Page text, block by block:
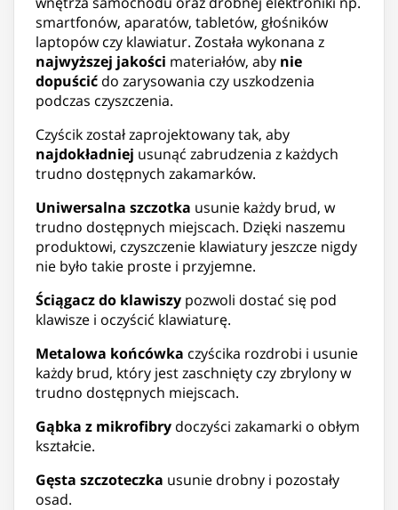
smartfonów, aparatów, tabletów, głośników
laptopów czy klawiatur. Została wykonana z
najwyższej jakości materiałów, aby nie
dopuścić do zarysowania czy uszkodzenia
podczas czyszczenia.
Czyścik został zaprojektowany tak, aby
najdokładniej usunąć zabrudzenia z każdych
trudno dostępnych zakamarków.
Uniwersalna szczotka usunie każdy brud, w
trudno dostępnych miejscach. Dzięki naszemu
produktowi, czyszczenie klawiatury jeszcze nigdy
nie było takie proste i przyjemne.
Ściągacz do klawiszy pozwoli dostać się pod
klawisze i oczyścić klawiaturę.
Metalowa końcówka czyścika rozdrobi i usunie
każdy brud, który jest zaschnięty czy zbrylony w
trudno dostępnych miejscach.
Gąbka z mikrofibry doczyści zakamarki o obłym
kształcie.
Gęsta szczoteczka usunie drobny i pozostały
osad.